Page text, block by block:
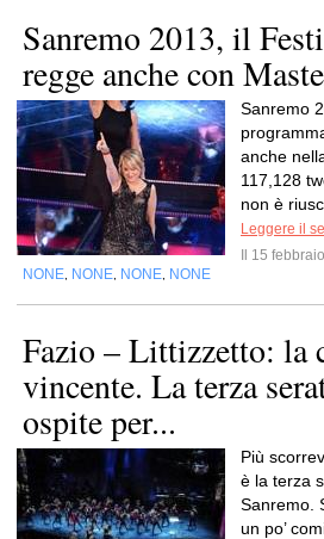
Sanremo 2013, il
regge anche con
Sanremo
anche
117,128
non è
Leggere il
Il 15
NONE NONE NONE NONE
Fazio – Littizzetto: la
vincente. La terza
ospite per...
Più
è la terza
Sanremo.
un po’